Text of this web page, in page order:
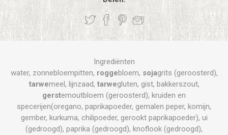
Ingrediënten
water, zonnebloempitten, roggebloem, sojagrits (geroosterd),
tarwemeel, lijnzaad, tarwegluten, gist, bakkerszout,
gerstemoutbloem (geroosterd), kruiden en
specerijen(oregano, paprikapoeder, gemalen peper, komijn,
gember, kurkuma, chilipoeder, gerookt paprikapoeder), ui
(gedroogd), paprika (gedroogd), knoflook (gedroogd),